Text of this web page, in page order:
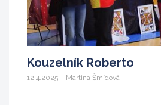
Kouzelník Roberto
12.4.2025 – Martina Šmídová